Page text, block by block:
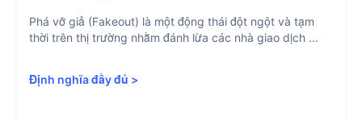
Phá vỡ giả (Fakeout) là một động thái đột ngột và tạm
thời trên thị trường nhằm đánh lừa các nhà giao dịch ...
Định nghĩa đầy đủ >